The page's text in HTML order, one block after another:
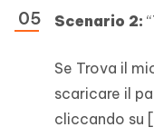
Scenario 2:
Se Trova il
scaricare il
cliccando su [